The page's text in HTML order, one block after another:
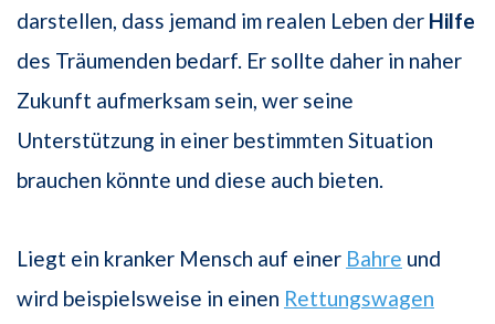
darstellen, dass jemand im realen Leben der Hilfe
des Träumenden bedarf. Er sollte daher in naher
Zukunft aufmerksam sein, wer seine
Unterstützung in einer bestimmten Situation
brauchen könnte und diese auch bieten.
Liegt ein kranker Mensch auf einer Bahre und
wird beispielsweise in einen Rettungswagen